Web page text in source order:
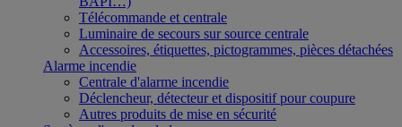
Télécommande et centrale
Luminaire de secours sur source centrale
Accessoires, étiquettes, pictogrammes, pièces détachées
Alarme incendie
Centrale d'alarme incendie
Déclencheur, détecteur et dispositif pour coupure
Autres produits de mise en sécurité